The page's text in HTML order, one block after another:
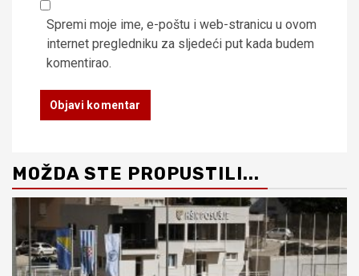
Spremi moje ime, e-poštu i web-stranicu u ovom
internet pregledniku za sljedeći put kada budem
komentirao.
MOŽDA STE PROPUSTILI...